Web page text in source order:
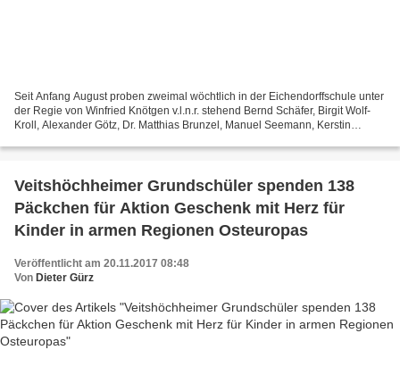
Seit Anfang August proben zweimal wöchtlich in der Eichendorffschule unter
der Regie von Winfried Knötgen v.l.n.r. stehend Bernd Schäfer, Birgit Wolf-
Kroll, Alexander Götz, Dr. Matthias Brunzel, Manuel Seemann, Kerstin
Veitshöchheimer Grundschüler spenden 138
Päckchen für Aktion Geschenk mit Herz für
Kinder in armen Regionen Osteuropas
Veröffentlicht am 20.11.2017 08:48
Von Dieter Gürz